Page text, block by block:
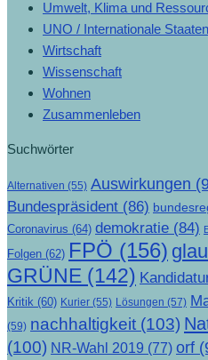
Umwelt, Klima und
UNO / Internationale
Wirtschaft
Wissenschaft
Wohnen
Zusammenleben
Suchwörter
Alternativen (55) Auswirkungen
Bundespräsident (86)
Coronavirus (64) demokratie (84)
Folgen (62) FPÖ (156)
GRÜNE (142)
Kritik (60) Kurier (55) Lösungen (57)
(59) nachhaltigkeit (103)
(100) NR-Wahl 2019 (77) orf